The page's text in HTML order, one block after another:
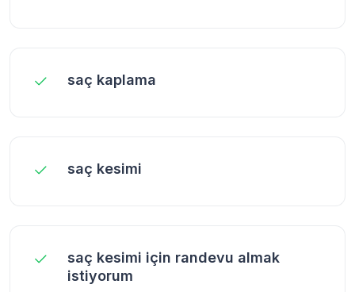
saç kaplama
saç kesimi
saç kesimi için randevu almak
istiyorum